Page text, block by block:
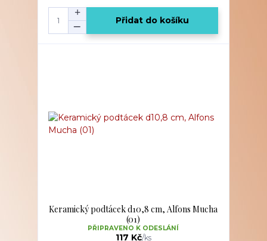
Přidat do košíku
Keramický podtácek d10,8 cm, Alfons Mucha
(01)
117 Kč/ks
PŘIPRAVENO K ODESLÁNÍ